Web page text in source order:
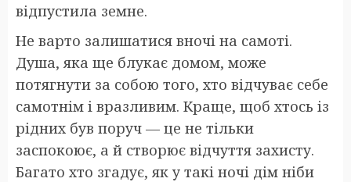
відпустила земне.
Не варто залишатися вночі на самоті.
Душа, яка ще блукає домом, може
потягнути за собою того, хто відчуває себе
самотнім і вразливим. Краще, щоб хтось із
рідних був поруч — це не тільки
заспокоює, а й створює відчуття захисту.
Багато хто згадує, як у такі ночі дім ніби